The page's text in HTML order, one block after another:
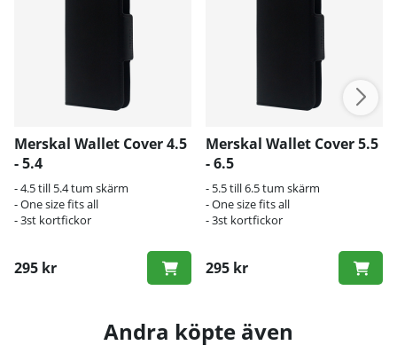
Merskal Wallet Cover 4.5
- 5.4
- 4.5 till 5.4 tum skärm
- One size fits all
- 3st kortfickor
295 kr
Merskal Wallet Cover 5.5
- 6.5
- 5.5 till 6.5 tum skärm
- One size fits all
- 3st kortfickor
295 kr
Andra köpte även